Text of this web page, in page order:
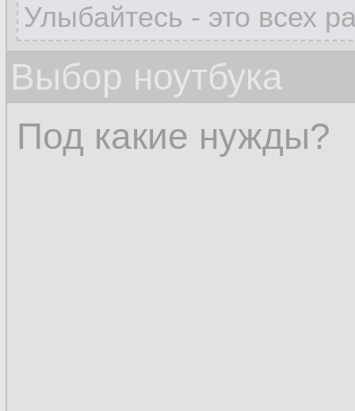
Улыбайтесь - это всех
Выбор ноутбука
Под какие нужды?